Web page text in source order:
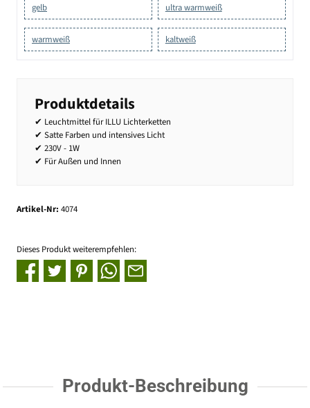
gelb ultra warmweiß
warmweiß kaltweiß
Produktdetails
✔ Leuchtmittel für ILLU Lichterketten
✔ Satte Farben und intensives Licht
✔ 230V - 1W
✔ Für Außen und Innen
Artikel-Nr: 4074
Dieses Produkt weiterempfehlen:
Produkt-Beschreibung